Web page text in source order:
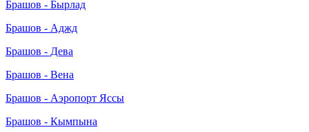
Брашов - Бырлад
Брашов - Аджд
Брашов - Дева
Брашов - Вена
Брашов - Аэропорт Яссы
Брашов - Кымпына